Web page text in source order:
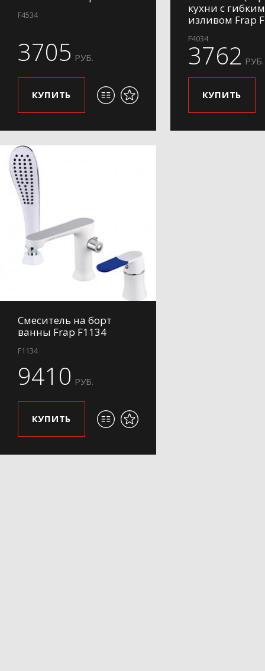
F4534
3705 РУБ.
КУПИТЬ
кухни с гибким
изливом Frap
F4034
3762 РУБ.
КУПИТЬ
Смеситель на борт
ванны Frap F1134
F1134
9410 РУБ.
КУПИТЬ